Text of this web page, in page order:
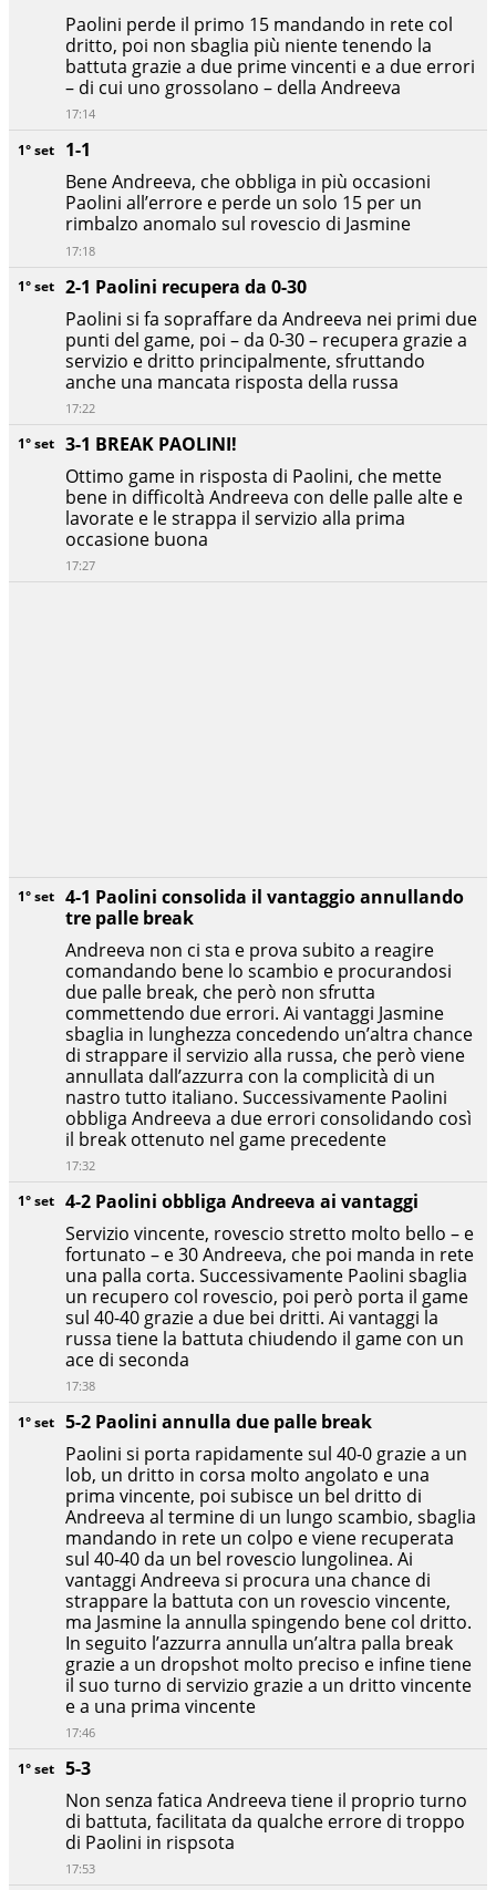
1° set 5-3
Non senza fatica Andreeva tiene il proprio turno
di battuta, facilitata da qualche errore di troppo
di Paolini in rispsota
17:53
1° set 5-2 Paolini annulla due palle break
Paolini si porta rapidamente sul 40-0 grazie a un
lob, un dritto in corsa molto angolato e una
prima vincente, poi subisce un bel dritto di
Andreeva al termine di un lungo scambio, sbaglia
mandando in rete un colpo e viene recuperata
sul 40-40 da un bel rovescio lungolinea. Ai
vantaggi Andreeva si procura una chance di
strappare la battuta con un rovescio vincente,
ma Jasmine la annulla spingendo bene col dritto.
In seguito l’azzurra annulla un’altra palla break
grazie a un dropshot molto preciso e infine tiene
il suo turno di servizio grazie a un dritto vincente
e a una prima vincente
17:46
1° set 4-2 Paolini obbliga Andreeva ai vantaggi
Servizio vincente, rovescio stretto molto bello – e
fortunato – e 30 Andreeva, che poi manda in rete
una palla corta. Successivamente Paolini sbaglia
un recupero col rovescio, poi però porta il game
sul 40-40 grazie a due bei dritti. Ai vantaggi la
russa tiene la battuta chiudendo il game con un
ace di seconda
17:38
1° set 4-1 Paolini consolida il vantaggio annullando
tre palle break
Andreeva non ci sta e prova subito a reagire
comandando bene lo scambio e procurandosi
due palle break, che però non sfrutta
commettendo due errori. Ai vantaggi Jasmine
sbaglia in lunghezza concedendo un’altra chance
di strappare il servizio alla russa, che però viene
annullata dall’azzurra con la complicità di un
nastro tutto italiano. Successivamente Paolini
obbliga Andreeva a due errori consolidando così
il break ottenuto nel game precedente
17:32
1° set 3-1 BREAK PAOLINI!
Ottimo game in risposta di Paolini, che mette
bene in difficoltà Andreeva con delle palle alte e
lavorate e le strappa il servizio alla prima
occasione buona
17:27
1° set 2-1 Paolini recupera da 0-30
Paolini si fa sopraffare da Andreeva nei primi due
punti del game, poi – da 0-30 – recupera grazie a
servizio e dritto principalmente, sfruttando
anche una mancata risposta della russa
17:22
1° set
1-1
Bene Andreeva, che obbliga in più occasioni
Paolini all’errore e perde un solo 15 per un
rimbalzo anomalo sul rovescio di Jasmine
17:18
Paolini perde il primo 15 mandando in rete col
dritto, poi non sbaglia più niente tenendo la
battuta grazie a due prime vincenti e a due errori
– di cui uno grossolano – della Andreeva
17:14